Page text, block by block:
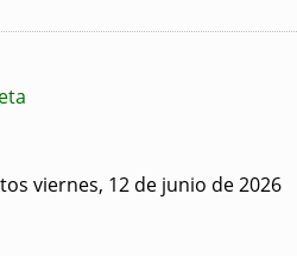
viernes, 12 de junio de 2026